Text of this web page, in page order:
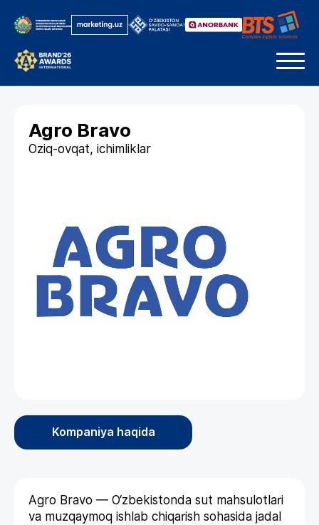
Agro Bravo
Oziq-ovqat, ichimliklar
Kompaniya haqida
Agro Bravo — O‘zbekistonda sut mahsulotlari
va muzqaymoq ishlab chiqarish sohasida jadal